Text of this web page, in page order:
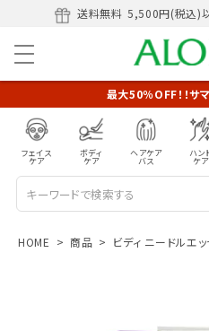
送料無料 5,500円(税込)
最大50％OFF！！サ
フェイス
ケア
ボディ
ケア
ヘアケア
バス
ハン
ケア
HOME 商品 ビディ ニードルエ